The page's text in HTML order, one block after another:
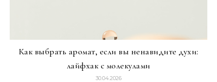
Как выбрать аромат, если вы ненавидите духи:
лайфхак с молекулами
30.04.2026